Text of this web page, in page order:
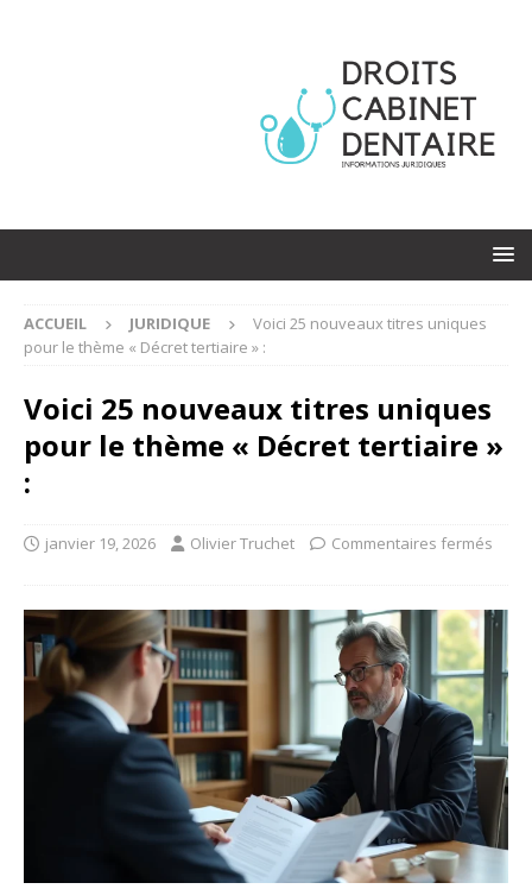
ACCUEIL JURIDIQUE
Voici 25 nouveaux titres uniques
pour le thème « Décret tertiaire » :
Voici 25 nouveaux titres uniques
pour le thème « Décret tertiaire »
:
janvier 19, 2026 Olivier Truchet Commentaires fermés